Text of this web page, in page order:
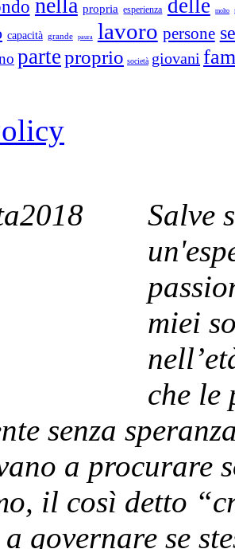
propria esperienza delle molto
capacità grande paura lavoro persone
parteproprio società giovani
Salve
miei
che le
senza
a procurare
il così detto
governare se